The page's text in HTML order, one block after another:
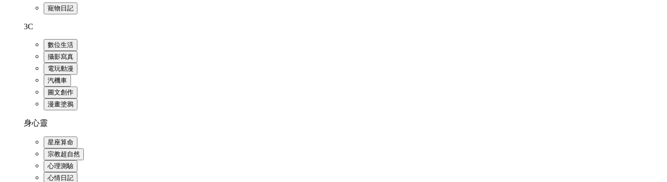
寵物日記
3C
數位生活
攝影寫真
電玩動漫
汽機車
圖文創作
漫畫塗鴉
身心靈
星座算命
宗教超自然
心理測驗
心情日記